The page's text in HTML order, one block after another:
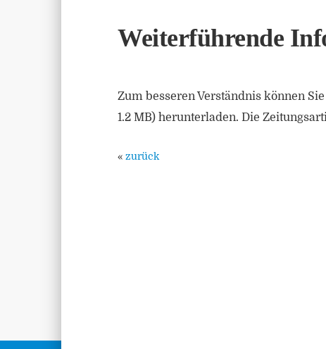
Weiterführende
Zum besseren Verständnis können
1.2 MB) herunterladen. Die
« zurück